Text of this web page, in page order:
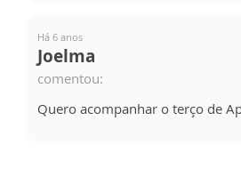
Há 6 anos
Joelma
comentou:
Quero acompanhar o terço de